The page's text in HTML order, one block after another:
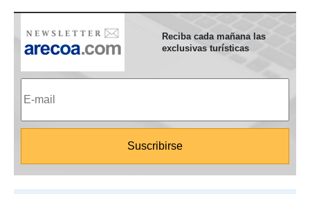
Reciba cada mañana las
exclusivas turísticas